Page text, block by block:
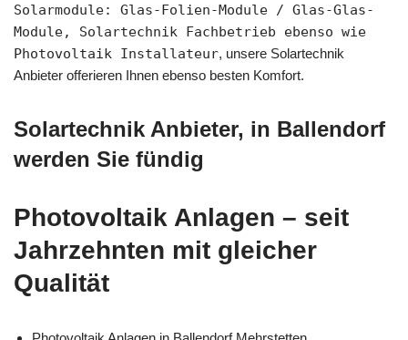
Solarmodule: Glas-Folien-Module / Glas-Glas-
Module, Solartechnik Fachbetrieb ebenso wie
Photovoltaik Installateur, unsere Solartechnik
Anbieter offerieren Ihnen ebenso besten Komfort.
Solartechnik Anbieter, in Ballendorf
werden Sie fündig
Photovoltaik Anlagen – seit
Jahrzehnten mit gleicher
Qualität